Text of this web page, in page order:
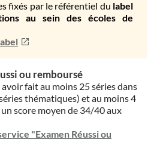
fixés par le référentiel du label
au sein des écoles de
ou remboursé
fait au moins 25 séries dans
thématiques) et au moins 4
score moyen de 34/40 aux
"Examen Réussi ou